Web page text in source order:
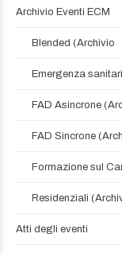
Archivio Eventi ECM
Blended (Archivio
Emergenza
FAD Asincrone
FAD Sincrone
Formazione sul
Residenziali
Atti degli eventi